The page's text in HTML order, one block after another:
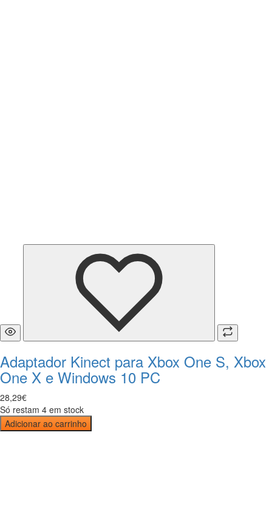
Adaptador Kinect para Xbox One S, Xbox
One X e Windows 10 PC
28,29€
Só restam 4 em stock
Adicionar ao carrinho